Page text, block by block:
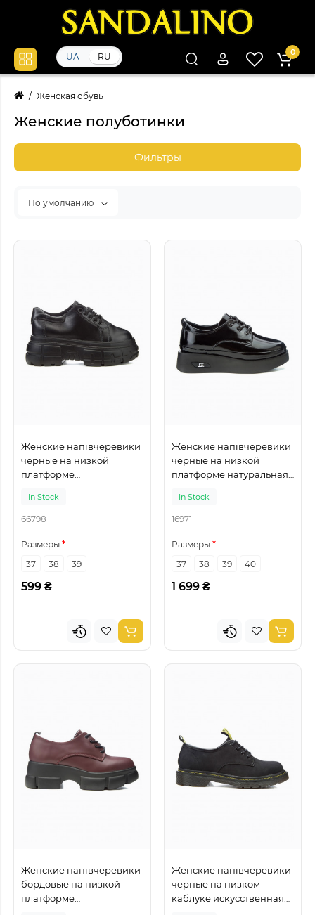
UA RU 0
Женская обувь
Женские полуботинки
Фильтры
По умолчанию
Женские напівчеревики
черные на низкой
платформе
In Stock
66798
Размеры
37
38 39
599 ₴
Женские напівчеревики
черные на низкой
платформе натуральная
In Stock
16971
Размеры
37
38 39 40
1 699 ₴
Женские напівчеревики
бордовые на низкой
платформе
Женские напівчеревики
черные на низком
каблуке искусственная